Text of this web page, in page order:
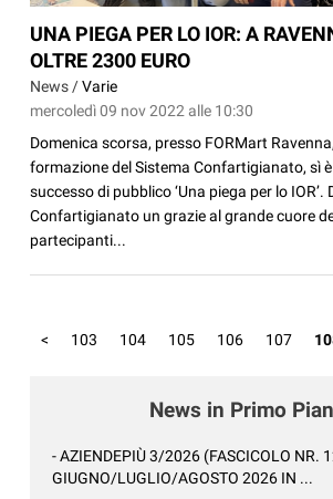
UNA PIEGA PER LO IOR: A
OLTRE 2300 EURO
News /Varie
mercoledì 09 nov 2022 alle 10:30
Domenica scorsa, presso FORMart
formazione del Sistema Confartigianato, sì
successo di pubblico ‘Una piega per lo IOR’.
Confartigianato un grazie al grande cuore
partecipanti...
< 103 104 105 106 107
News in Primo
- AZIENDEPIÙ 3/2026 (FASCICOLO NR.
GIUGNO/LUGLIO/AGOSTO 2026 IN ...